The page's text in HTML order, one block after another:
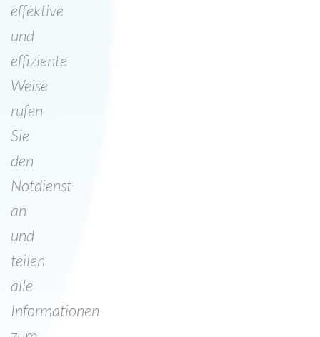
effektive
und
effiziente
Weise
rufen
Sie
den
Notdienst
an
und
teilen
alle
Informationen